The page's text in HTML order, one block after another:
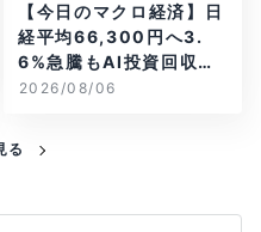
【今日のマクロ経済】日
経平均66,300円へ3.
6%急騰もAI投資回収懸
念が再燃
2026/08/06
る